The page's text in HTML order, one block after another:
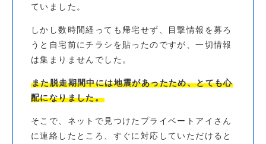
ていました。
しかし数時間経っても帰宅せず、目撃情報を募ろ
うと自宅前にチラシを貼ったのですが、一切情報
は集まりませんでした。
また脱走期間中には地震があったため、とても心
配になりました。
そこで、ネットで見つけたプライベートアイさん
に連絡したところ、すぐに対応していただけると